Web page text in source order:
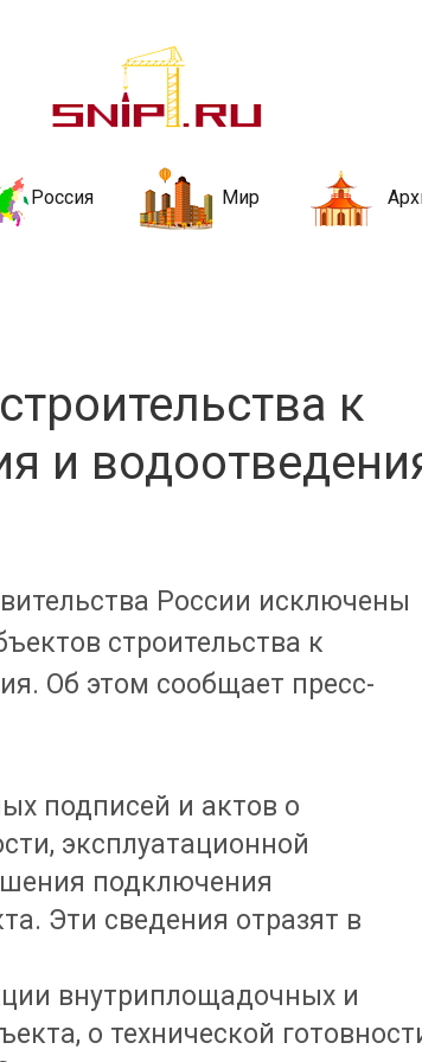
и
стройкой рубрики
Россия Мир
к
и
России исключены
строительства к
Об этом сообщает пресс-
подписей и актов о
эксплуатационной
подключения
Эти сведения отразят в
внутриплощадочных и
о технической